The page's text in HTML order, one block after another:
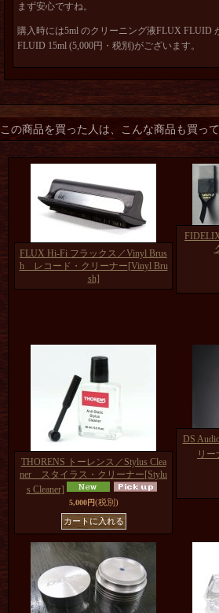
まず安心ですね。
購入時には5ml のクリーニング液FLUX FLUID
FLUID 15ml (5,000円・税別)がございます。
この商品を買った人は、こんな商品も買っ
FLUX Hi-Fi フラックス／Vinyl Brus
h レコード・クリーナー [Vinyl Bru
sh]
THORENS トーレンス／Stylus Clea
ner スタイラス・クリーナー [Stylu
s Cleaner]
5,000円(税別)
DS
リー